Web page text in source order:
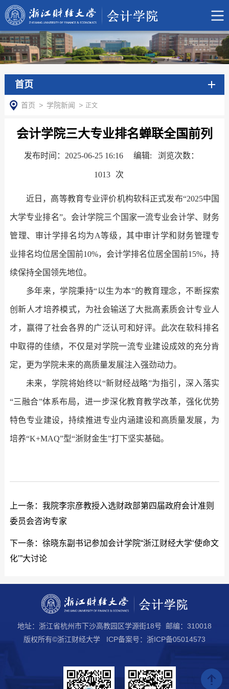
首页
首页 > 学院新闻 > 正文
会计学院三大专业排名蝉联全国前列
发布时间：2025-06-25 16:16 编辑: 浏览次数：
1013 次
近日，高等教育专业评价机构软科正式发布“2025中国
大学专业排名”。会计学院三个国家一流专业会计学、财务
管理、审计学排名均为A等级，其中审计学和财务管理专
业排名均位居全国前10%，会计学排名位居全国前15%，持
续保持全国领先地位。
多年来，学院秉持“以生为本”的教育理念，不断探索
创新人才培养模式，为社会输送了大批高素质会计专业人
才，赢得了社会各界的广泛认可和好评。此次在软科排名
中取得的佳绩，不仅是对学院一流专业建设成效的充分肯
定，更为学院未来的高质量发展注入强劲动力。
未来，学院将始终以“新财经战略”为指引，深入落实
“三融合”体系布局，进一步深化教育教学改革，强化优势
特色专业建设，持续推进专业内涵建设和高质量发展，为
培养“K+MAQ”型“浙财金生”打下坚实基础。
上一条： 我院李宗彦教授入选财政部第四届政府会计准则
委员会咨询专家
下一条： 徐晓东副书记参加会计学院“浙江财经大学‘使命文
化’”大讨论
地址：浙江省杭州市下沙高教园区学源街18号 邮编：310018
版权所有©浙江财经大学 ICP备案号：浙ICP备05014573